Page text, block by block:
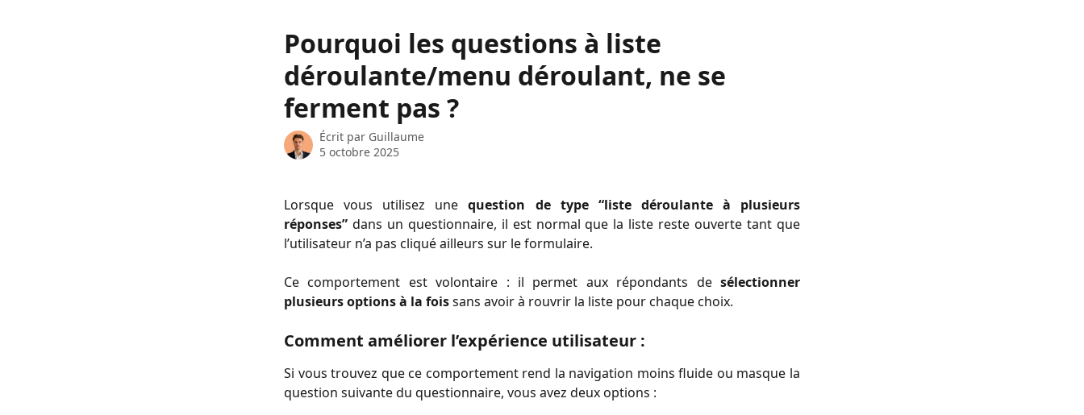
Pourquoi les questions à liste
déroulante/menu déroulant, ne se
ferment pas ?
Écrit par Guillaume
5 octobre 2025
Lorsque vous utilisez unequestion de type “liste déroulante à plusieurs
réponses” dans un questionnaire, il est normal que la liste reste ouverte tant que
l’utilisateur n’a pas cliqué ailleurs sur le formulaire.
Ce comportement est volontaire : il permet aux répondants de sélectionner
plusieurs options à la foissans avoir à rouvrir la liste pour chaque choix.
Comment améliorer l’expérience utilisateur :
Si vous trouvez que ce comportement rend la navigation moins fluide ou masque la
question suivante du questionnaire, vous avez deux options :